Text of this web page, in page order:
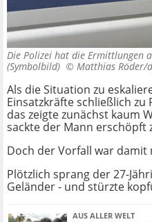
Die Polizei hat die Ermittlungen
(Symbolbild) © Matthias Röder/
Als die Situation zu
Einsatzkräfte schließlich
das zeigte zunächst kaum
sackte der Mann erschöpft
Doch der Vorfall war damit
Plötzlich sprang der 27-
Geländer - und stürzte
AUS ALLER WELT